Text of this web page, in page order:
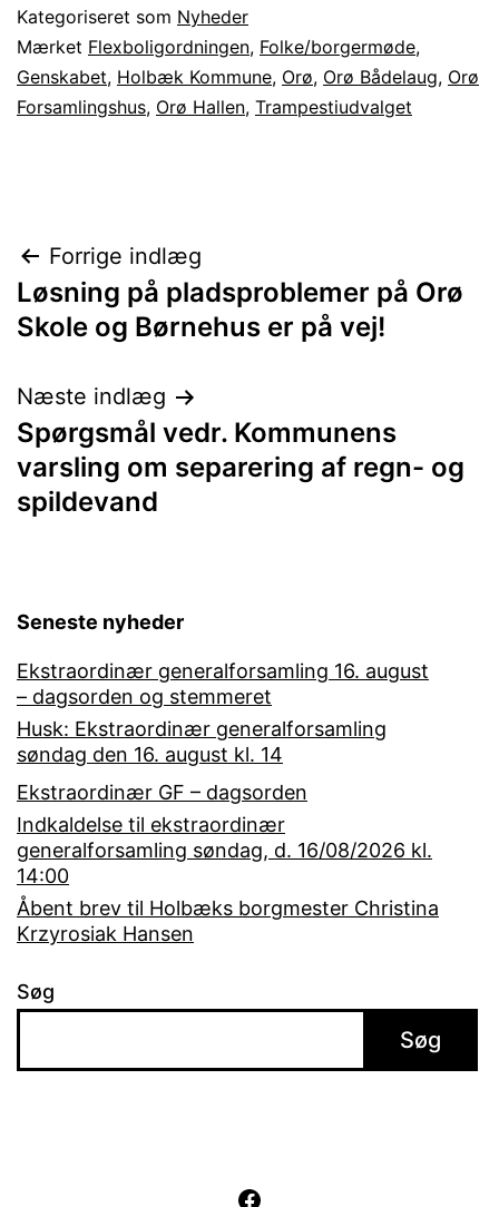
Kategoriseret som Nyheder
Mærket Flexboligordningen, Folke/borgermøde,
Genskabet, Holbæk Kommune, Orø, Orø Bådelaug, Orø
Forsamlingshus, Orø Hallen, Trampestiudvalget
Indlægsnavigation
Forrige indlæg
Løsning på pladsproblemer på Orø
Skole og Børnehus er på vej!
Næste indlæg
Spørgsmål vedr. Kommunens
varsling om separering af regn- og
spildevand
Seneste nyheder
Ekstraordinær generalforsamling 16. august
– dagsorden og stemmeret
Husk: Ekstraordinær generalforsamling
søndag den 16. august kl. 14
Ekstraordinær GF – dagsorden
Indkaldelse til ekstraordinær
generalforsamling søndag, d. 16/08/2026 kl.
14:00
Åbent brev til Holbæks borgmester Christina
Krzyrosiak Hansen
Søg
Søg